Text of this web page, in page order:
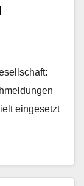
eingesetzt